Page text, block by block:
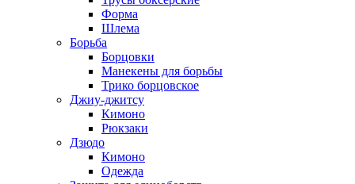
Форма
Шлема
Борьба
Борцовки
Манекены для борьбы
Трико борцовское
Джиу-джитсу
Кимоно
Рюкзаки
Дзюдо
Кимоно
Одежда